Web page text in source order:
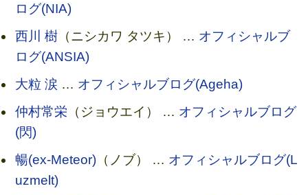
ログ(NIA)
西川 樹（ニシカワ タツキ） … オフィシャルブ
ログ(ANSIA)
大粒 涙 … オフィシャルブログ(Ageha)
仲村常栄 （ジョウエイ） … オフィシャルブログ
(閃)
暢(ex-Meteor)（ノブ） … オフィシャルブログ(L
uzmelt)